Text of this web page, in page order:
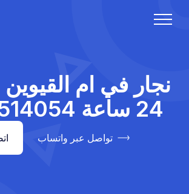
نجار في ام
24 ساعة 0527514054
تواصل عبر واتساب